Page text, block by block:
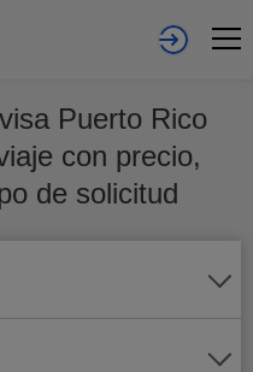
Puerto Rico
con precio,
de solicitud